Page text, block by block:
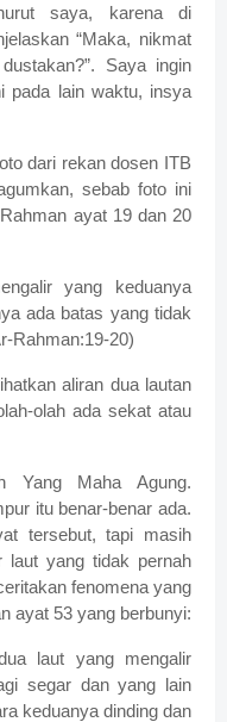
saya, karena di
“Maka, nikmat
Saya ingin
pada lain waktu, insya
dari rekan dosen ITB
sebab foto ini
ayat 19 dan 20
yang keduanya
ada batas yang tidak
Rahman:19-20)
aliran dua lautan
olah ada sekat atau
Yang Maha Agung.
itu benar-benar ada.
tersebut, tapi masih
laut yang tidak pernah
fenomena yang
ayat 53 yang berbunyi:
laut yang mengalir
segar dan yang lain
keduanya dinding dan